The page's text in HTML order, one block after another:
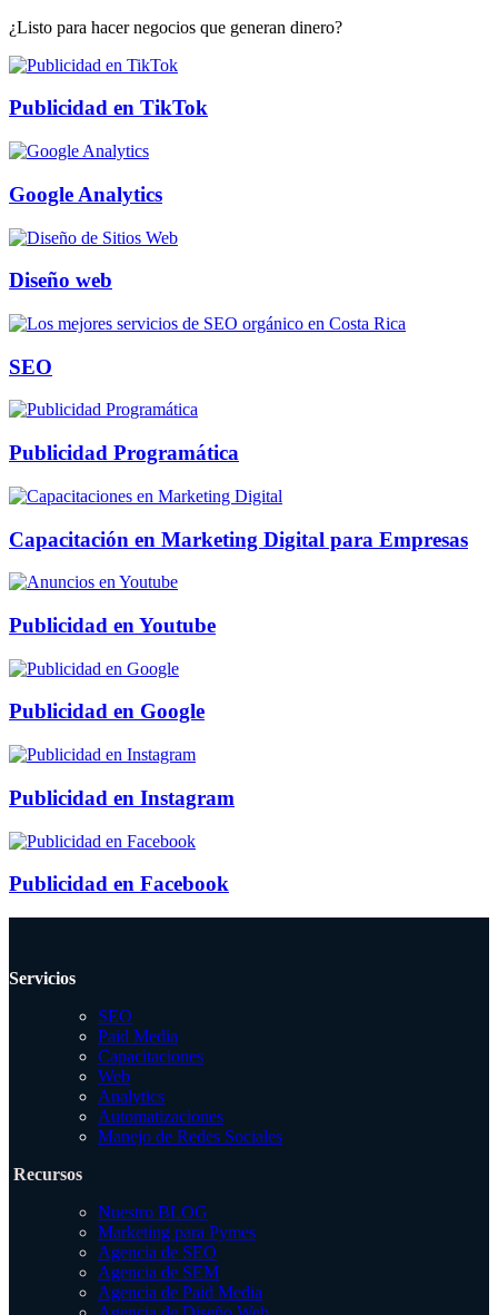
¿Listo para hacer negocios que generan dinero?
Publicidad en TikTok
Google Analytics
Diseño web
SEO
Publicidad Programática
Capacitación en Marketing Digital para Empresas
Publicidad en Youtube
Publicidad en Google
Publicidad en Instagram
Publicidad en Facebook
Servicios
SEO
Paid Media
Capacitaciones
Web
Analytics
Automatizaciones
Manejo de Redes Sociales
Recursos
Nuestro BLOG
Marketing para Pymes
Agencia de SEO
Agencia de SEM
Agencia de Paid Media